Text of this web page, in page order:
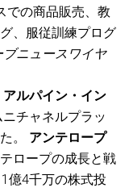
での商品販売、教
、服従訓練プログ
ブニュースワイヤ
アルパイン・イン
チャネルプラッ
。 アンテロープ
ロープの成長と戦
億4千万の株式投